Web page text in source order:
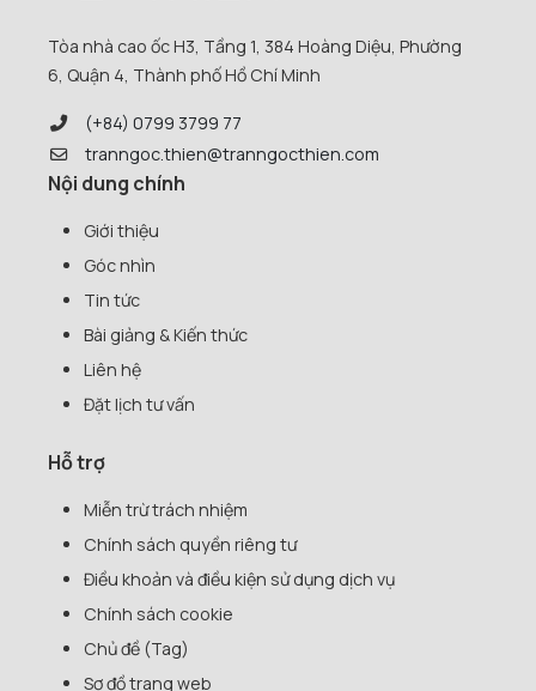
Tòa nhà cao ốc H3, Tầng 1, 384 Hoàng Diệu, Phường
6, Quận 4, Thành phố Hồ Chí Minh
(+84) 0799 3799 77
tranngoc.thien@tranngocthien.com
Nội dung chính
Giới thiệu
Góc nhìn
Tin tức
Bài giảng & Kiến thức
Liên hệ
Đặt lịch tư vấn
Hỗ trợ
Miễn trừ trách nhiệm
Chính sách quyền riêng tư
Điều khoản và điều kiện sử dụng dịch vụ
Chính sách cookie
Chủ đề (Tag)
Sơ đồ trang web